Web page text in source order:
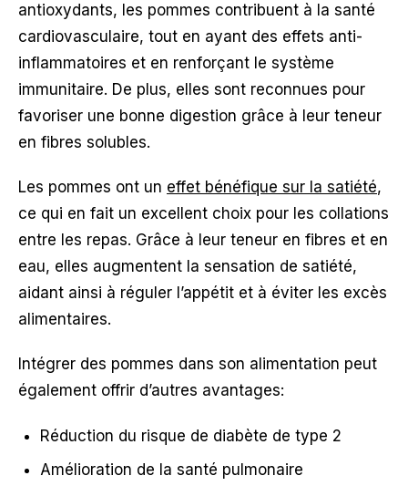
antioxydants, les pommes contribuent à la santé
cardiovasculaire, tout en ayant des effets anti-
inflammatoires et en renforçant le système
immunitaire. De plus, elles sont reconnues pour
favoriser une bonne digestion grâce à leur teneur
en fibres solubles.
Les pommes ont un effet bénéfique sur la satiété,
ce qui en fait un excellent choix pour les collations
entre les repas. Grâce à leur teneur en fibres et en
eau, elles augmentent la sensation de satiété,
aidant ainsi à réguler l’appétit et à éviter les excès
alimentaires.
Intégrer des pommes dans son alimentation peut
également offrir d’autres avantages:
Réduction du risque de diabète de type 2
Amélioration de la santé pulmonaire